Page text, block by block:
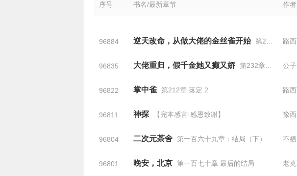
序号 书名/最新章节 作者
96884 逆天改命，从做大佬的金丝雀开始 第212章 落定 2 路
96835 大佬重归，假千金她又癫又娇 第232章 又是守龙山的 公
96822 掌中雀 第212章 落定 2 路
96811 神探 【完本感言·感恩致谢】 豫
96804 二次元茶舍 第一百六十九章：结局（下）+番外 不栖
96801 晚安，北京 第一百七十章 最后的结局 老